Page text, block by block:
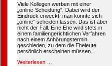
Viele Kollegen werben mit einer
„online-Scheidung“. Dabei wird der
Eindruck erweckt, man könnte sich
„online“ scheiden lassen. Das ist aber
nicht der Fall. Eine Ehe wird stets in
einem familiengerichtlichen Verfahren
nach einem Anhörungstermin
geschieden, zu dem die Eheleute
persönlich erscheinen müssen.
Weiterlesen …